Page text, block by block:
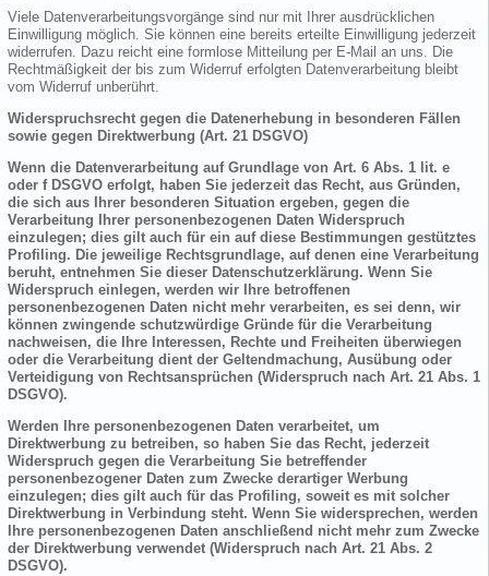
Viele Datenverarbeitungsvorgänge sind nur mit Ihrer ausdrücklichen
Einwilligung möglich. Sie können eine bereits erteilte Einwilligung jederzeit
widerrufen. Dazu reicht eine formlose Mitteilung per E-Mail an uns. Die
Rechtmäßigkeit der bis zum Widerruf erfolgten Datenverarbeitung bleibt
vom Widerruf unberührt.
Widerspruchsrecht gegen die Datenerhebung in besonderen Fällen
sowie gegen Direktwerbung (Art. 21 DSGVO)
Wenn die Datenverarbeitung auf Grundlage von Art. 6 Abs. 1 lit. e
oder f DSGVO erfolgt, haben Sie jederzeit das Recht, aus Gründen,
die sich aus Ihrer besonderen Situation ergeben, gegen die
Verarbeitung Ihrer personenbezogenen Daten Widerspruch
einzulegen; dies gilt auch für ein auf diese Bestimmungen gestütztes
Profiling. Die jeweilige Rechtsgrundlage, auf denen eine Verarbeitung
beruht, entnehmen Sie dieser Datenschutzerklärung. Wenn Sie
Widerspruch einlegen, werden wir Ihre betroffenen
personenbezogenen Daten nicht mehr verarbeiten, es sei denn, wir
können zwingende schutzwürdige Gründe für die Verarbeitung
nachweisen, die Ihre Interessen, Rechte und Freiheiten überwiegen
oder die Verarbeitung dient der Geltendmachung, Ausübung oder
Verteidigung von Rechtsansprüchen (Widerspruch nach Art. 21 Abs. 1
DSGVO).
Werden Ihre personenbezogenen Daten verarbeitet, um
Direktwerbung zu betreiben, so haben Sie das Recht, jederzeit
Widerspruch gegen die Verarbeitung Sie betreffender
personenbezogener Daten zum Zwecke derartiger Werbung
einzulegen; dies gilt auch für das Profiling, soweit es mit solcher
Direktwerbung in Verbindung steht. Wenn Sie widersprechen, werden
Ihre personenbezogenen Daten anschließend nicht mehr zum Zwecke
der Direktwerbung verwendet (Widerspruch nach Art. 21 Abs. 2
DSGVO).